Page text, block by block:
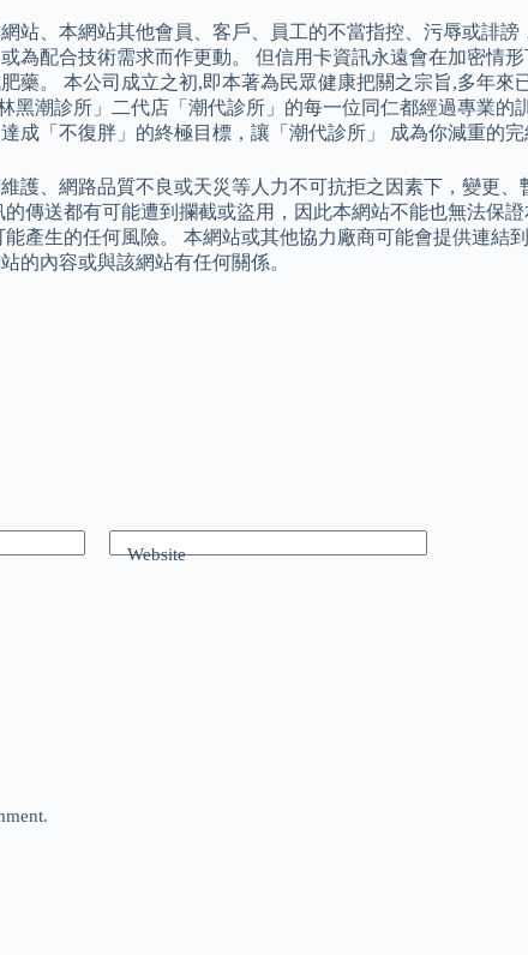
站、本網站其他會員、客戶、員工的不當指控、污辱或誹
配合技術需求而作更動。 但信用卡資訊永遠會在加密情
藥。 本公司成立之初,即本著為民眾健康把關之宗旨,多年
潮診所」二代店「潮代診所」的每一位同仁都經過專業
「不復胖」的終極目標，讓「潮代診所」 成為你減重的完
護、網路品質不良或天災等人力不可抗拒之因素下，變更
傳送都有可能遭到攔截或盜用，因此本網站不能也無法保
產生的任何風險。 本網站或其他協力廠商可能會提供連結
的內容或與該網站有任何關係。
Website